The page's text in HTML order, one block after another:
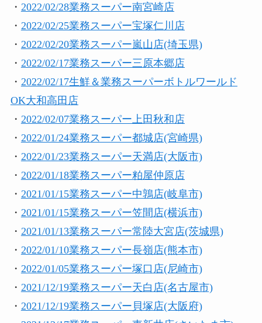
・ 2022/02/28業務スーパー南宮崎店
・ 2022/02/25業務スーパー宝塚仁川店
・ 2022/02/20業務スーパー嵐山店(埼玉県)
・ 2022/02/17業務スーパー三原本郷店
・ 2022/02/17生鮮＆業務スーパーボトルワールド
OK大和高田店
・ 2022/02/07業務スーパー上田秋和店
・ 2022/01/24業務スーパー都城店(宮崎県)
・ 2022/01/23業務スーパー天満店(大阪市)
・ 2022/01/18業務スーパー粕屋仲原店
・ 2021/01/15業務スーパー中鶉店(岐阜市)
・ 2021/01/15業務スーパー笠間店(横浜市)
・ 2021/01/13業務スーパー常陸大宮店(茨城県)
・ 2022/01/10業務スーパー長嶺店(熊本市)
・ 2022/01/05業務スーパー塚口店(尼崎市)
・ 2021/12/19業務スーパー天白店(名古屋市)
・ 2021/12/19業務スーパー貝塚店(大阪府)